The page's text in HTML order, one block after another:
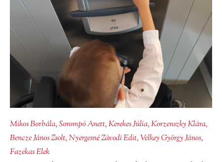
Mikos Borbála,Sorompó Anett,Kerekes Júlia,Korzenszky Klára,
Bencze János Zsolt,Nyergesné Závodi Edit,Velkey György János,
Fazekas Elek